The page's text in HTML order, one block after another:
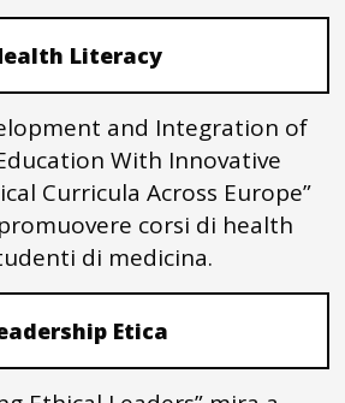
Literacy
and Integration of
With Innovative
Curricula Across Europe”
corsi di health
di medicina.
Etica